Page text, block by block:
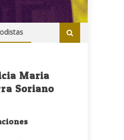
Maria
Soriano